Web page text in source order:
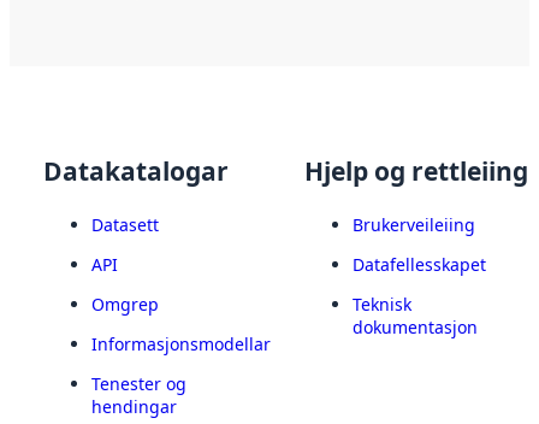
Datakatalogar
Datasett
API
Omgrep
Informasjonsmodellar
Tenester og
hendingar
Hjelp og rettleiing
Brukerveileiing
Datafellesskapet
Teknisk
dokumentasjon